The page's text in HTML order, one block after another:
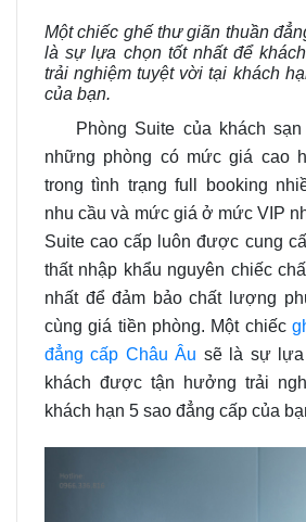
Một chiếc ghế thư giãn thuần
là sự lựa chọn tốt nhất để
trải nghiệm tuyệt vời tại khách
của bạn.
Phòng Suite của khách sạn
những phòng có mức giá cao
trong tình trạng full booking
nhu cầu và mức giá ở mức VIP
Suite cao cấp luôn được cung
thất nhập khẩu nguyên chiếc
nhất để đảm bảo chất lượng
cùng giá tiền phòng. Một chiếc
đẳng cấp Châu Âu sẽ là sự lựa
khách được tận hưởng trải
khách hạn 5 sao đẳng cấp của